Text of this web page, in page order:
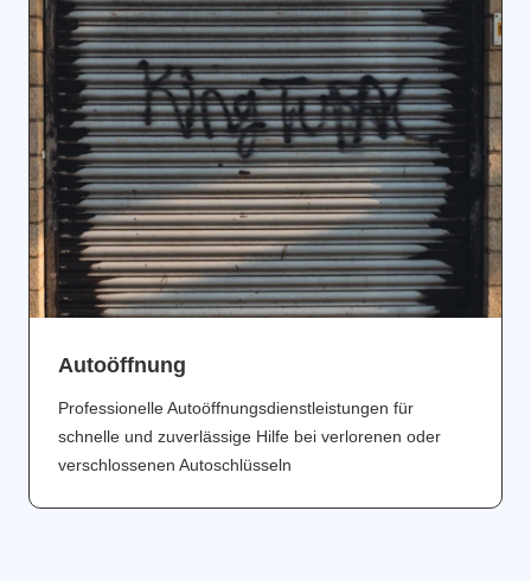
Аutoöffnung
Professionelle Autoöffnungsdienstleistungen für
schnelle und zuverlässige Hilfe bei verlorenen oder
verschlossenen Autoschlüsseln